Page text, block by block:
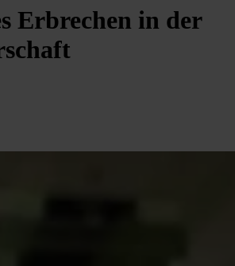
Erbrechen in der